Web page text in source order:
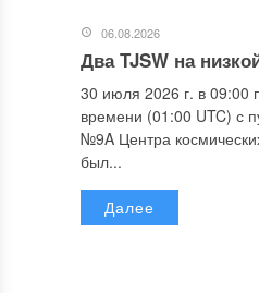
06.08.2026
Два TJSW на
30 июля 2026 г. в 09:00
времени (01:00 UTC) с
№9A Центра
был...
Далее